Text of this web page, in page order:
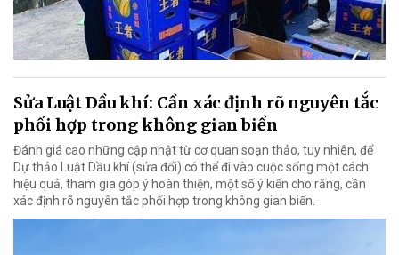
Sửa Luật Dầu khí: Cần xác định rõ nguyên tắc
phối hợp trong không gian biển
Đánh giá cao những cập nhật từ cơ quan soạn thảo, tuy nhiên, để
Dự thảo Luật Dầu khí (sửa đổi) có thể đi vào cuộc sống một cách
hiệu quả, tham gia góp ý hoàn thiện, một số ý kiến cho rằng, cần
xác định rõ nguyên tắc phối hợp trong không gian biển.